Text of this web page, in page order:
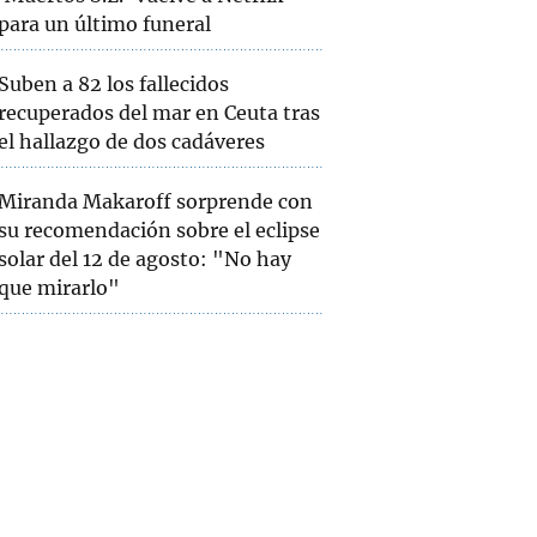
un último funeral
a 82 los fallecidos
del mar en Ceuta tras
hallazgo de dos cadáveres
Makaroff sorprende con
recomendación sobre el eclipse
del 12 de agosto: "No hay
mirarlo"